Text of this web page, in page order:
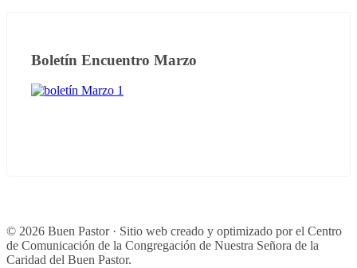
Boletín Encuentro Marzo
© 2026 Buen Pastor · Sitio web creado y optimizado por el Centro
de Comunicación de la Congregación de Nuestra Señora de la
Caridad del Buen Pastor.